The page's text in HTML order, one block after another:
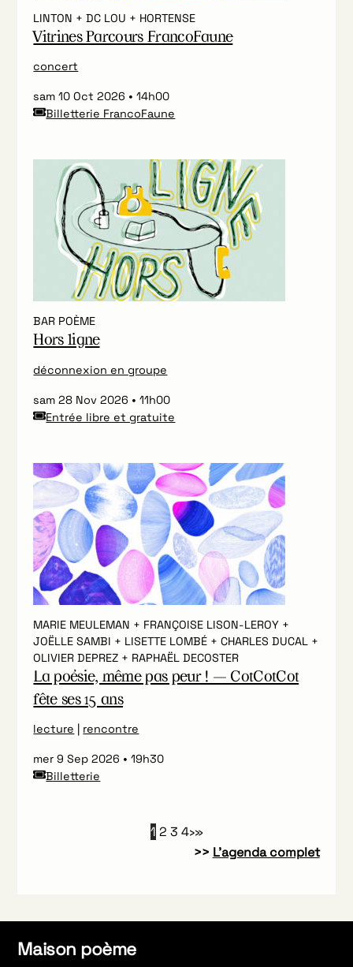
LINTON + DC LOU + HORTENSE
Vitrines Parcours FrancoFaune
concert
sam 10 Oct 2026
14h00
Billetterie FrancoFaune
BAR POÈME
Hors ligne
déconnexion en groupe
sam 28 Nov 2026
11h00
Entrée libre et gratuite
MARIE MEULEMAN + FRANÇOISE LISON-LEROY +
JOËLLE SAMBI + LISETTE LOMBÉ + CHARLES DUCAL +
OLIVIER DEPREZ + RAPHAËL DECOSTER
La poésie, même pas peur ! — CotCotCot
fête ses 15 ans
lecture | rencontre
mer 9 Sep 2026
19h30
Billetterie
1 2 3 4›»
>> L’agenda complet
Maison poème